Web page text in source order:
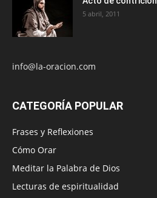
5 abril, 2011
info@la-oracion.com
CATEGORÍA POPULAR
Frases y Reflexiones
Cómo Orar
Meditar la Palabra de Dios
Lecturas de espiritualidad